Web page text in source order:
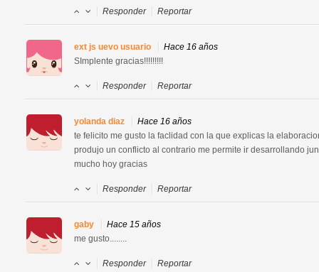
Responder Reportar
ext js uevo usuario
Hace 16 años
SImplente gracias!!!!!!!!!
Responder Reportar
yolanda diaz
Hace 16 años
te felicito me gusto la faclidad con la que explicas la
produjo un conflicto al contrario me permite ir desarrollando
mucho hoy gracias
Responder Reportar
gaby
Hace 15 años
me gusto........
Responder Reportar